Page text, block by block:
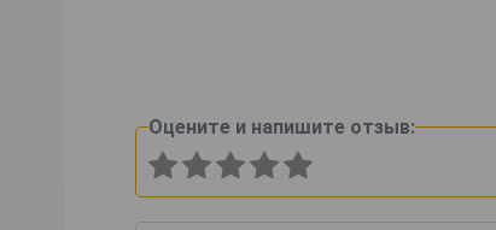
Оцените и напишите отзыв: